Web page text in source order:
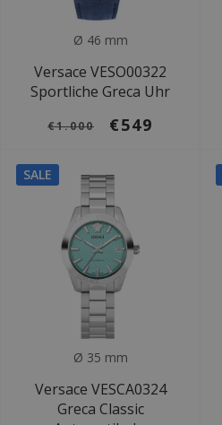
Ø 46 mm
Versace VESO00322
Sportliche Greca Uhr
€1.000 €549
SALE
Ø 35 mm
Versace VESCA0324
Greca Classic